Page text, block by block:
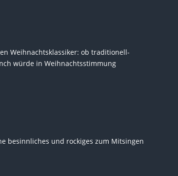
Weihnachtsklassiker: ob traditionell-
würde in Weihnachtsstimmung
besinnliches und rockiges zum Mitsingen